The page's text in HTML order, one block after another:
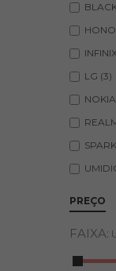
INFINIX
LG (3)
NOKIA
SPARK
PREÇO
FAIXA: